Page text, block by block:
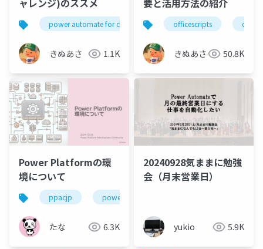
ャレンジ)のススメ
power automate for desktop pad pa4d
きぬあさ 1.1K
要と活用方法の紹介
officescripts office
きぬあさ 50.8K
Power Platformの環
境について
ppacjp power apps
たな 6.3K
20240928気ままに勉強
会（月末営業日）
yukio 5.9K